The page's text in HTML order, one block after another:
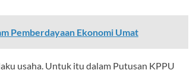
Pemberdayaan Ekonomi Umat
usaha. Untuk itu dalam Putusan KPPU